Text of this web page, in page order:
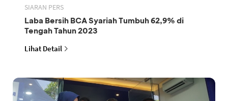
SIARAN PERS
Laba Bersih BCA Syariah Tumbuh 62,9% di
Tengah Tahun 2023
Lihat Detail